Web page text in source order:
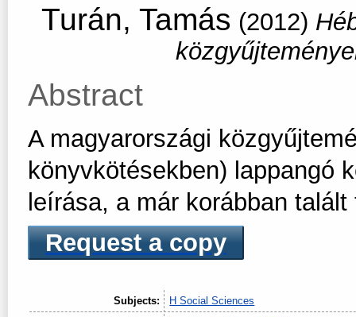
Turán, Tamás (2012)
Abstract
A magyarországi
könyvkötésekben) lappangó
leírása, a már korábban
Request a copy
Subjects:
H Social Sciences